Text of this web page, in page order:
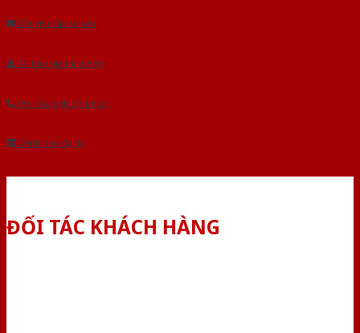
Gửi yêu cầu tư vấn
Tải báo giá tổng hợp
Yêu cầu gọi lại (3 phút)
Dành cho đại lý
ĐỐI TÁC KHÁCH HÀNG